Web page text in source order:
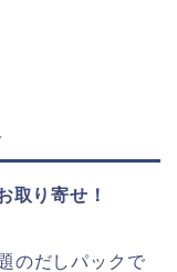
取り寄せ！
のだしパックで